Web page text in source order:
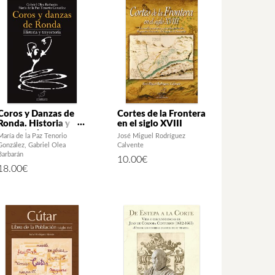
y Danzas de
Ronda. Historia y
de la Paz Tenorio
Gabriel Olea
€
Cortes de la Frontera
en el siglo XVIII
José Miguel Rodríguez
Calvente
10.00€